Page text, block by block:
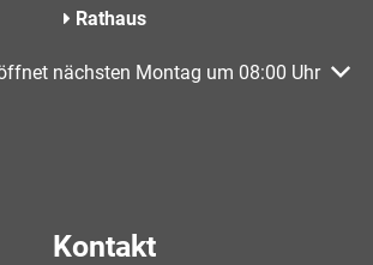
Rathaus
Öffnungs- oder Schließzeiten
nächsten Montag um 08:00 Uhr
Kontakt